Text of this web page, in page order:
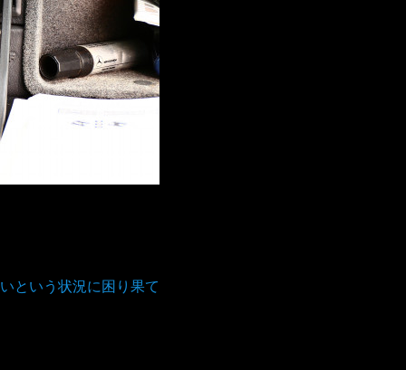
という状況に困り果て